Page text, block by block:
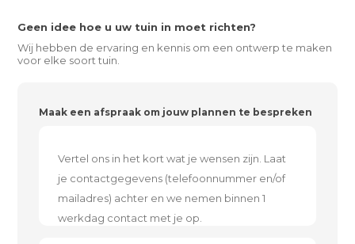
Geen idee hoe u uw tuin in moet richten?
Wij hebben de ervaring en kennis om een ontwerp te maken
voor elke soort tuin.
Maak een afspraak om jouw plannen te bespreken